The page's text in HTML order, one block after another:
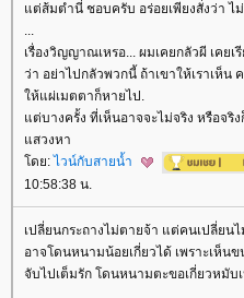
ต่ส้มตำนี่ ชอบครับ อร่อยเพียงสั่งว่า ไม่
เรื่องวิญญาณเหรอ... ผมเคยกลัวผี เคยเ
ว่า อย่าไปกลัวพวกนี้ ถ้าเขาให้เราเห็น
ห้แผ่เมตตาก็หายไป.
ต่บางครั้ง ที่เห็นอาจจะไม่จริง หรือจริ
สวงหา
ดย:ไวน์กับสายน้ำ
10:58:38 น.
เปลี่ยนกระถางไม่ตายจ้า แต่คนเปลี่ยนไ
อาจโดนหนามน้อยเกี่ยวได้ เพราะเห็น
จับไปเต็มรัก โดนหนามตะขอเกี่ยวหมับ